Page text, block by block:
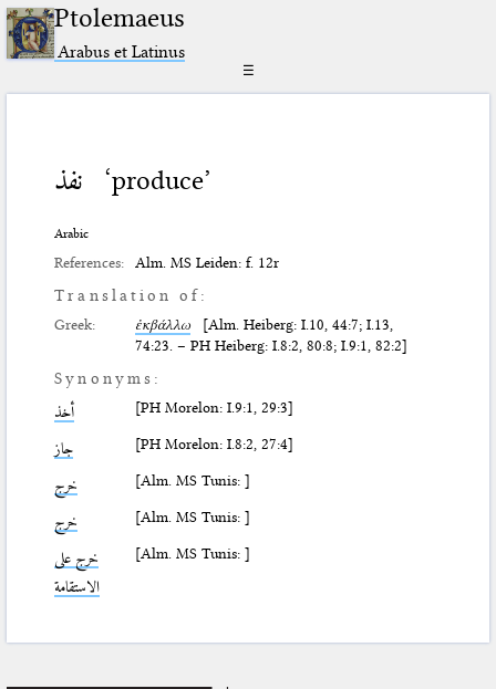
Ptolemaeus
Arabus et Latinus
☰
نفذ ‘produce’
Arabic
References: Alm. MS Leiden: f. 12r
Translation of:
Greek: ἐκβάλλω [Alm. Heiberg: I.10, 44:7; I.13,
74:23. – PH Heiberg: I.8:2, 80:8; I.9:1, 82:2]
Synonyms:
أخذ [PH Morelon: I.9:1, 29:3]
جاز [PH Morelon: I.8:2, 27:4]
خرج [Alm. MS Tunis: ]
خرج [Alm. MS Tunis: ]
خرج على
الاستقامة
[Alm. MS Tunis: ]